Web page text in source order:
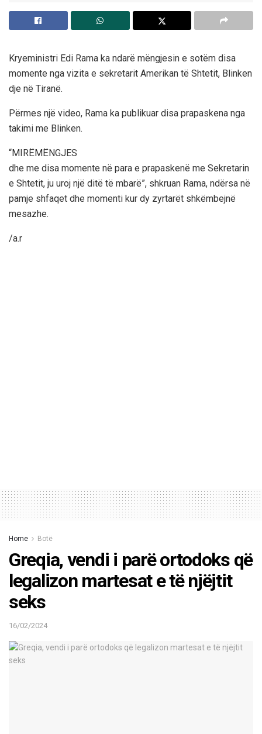
Kryeministri Edi Rama ka ndarë mëngjesin e sotëm disa
momente nga vizita e sekretarit Amerikan të Shtetit, Blinken
dje në Tiranë.
Përmes një video, Rama ka publikuar disa prapaskena nga
takimi me Blinken.
“MIRËMËNGJES
dhe me disa momente në para e prapaskenë me Sekretarin
e Shtetit, ju uroj një ditë të mbarë”, shkruan Rama, ndërsa në
pamje shfaqet dhe momenti kur dy zyrtarët shkëmbejnë
mesazhe.
/a.r
Home Botë
Greqia, vendi i parë ortodoks që
legalizon martesat e të njëjtit
seks
16/02/2024